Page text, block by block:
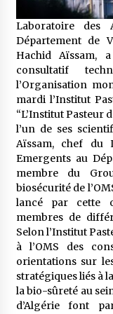
5
5
Un
Laboratoire des
Département de
Hachid Aïssam,
consultatif
l’Organisation
mardi l’Institut
“L’Institut Pasteur
l’un de ses
Aïssam, chef du
Emergents au
membre du
biosécurité de
lancé par cette
membres de
Selon l’Institut
à l’OMS des
orientations sur
stratégiques liés à
la bio-sûreté au
d’Algérie font